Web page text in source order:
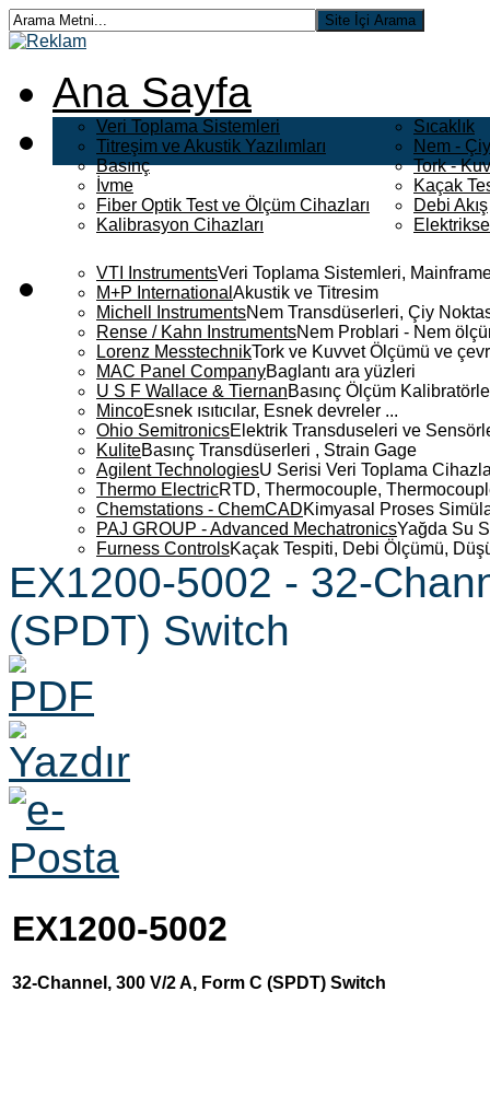
Ana Sayfa
Veri Toplama Sistemleri
Titreşim ve Akustik Yazılımları
Basınç
İvme
Fiber Optik Test ve Ölçüm Cihazları
Kalibrasyon Cihazları
Sıcaklık
Nem -
Tork -
Kaçak
Debi Akış
VTI InstrumentsVeri Toplama Sistemleri,
M+P International Akustik ve Titresim
Michell InstrumentsNem Transdüserleri, Çiy
Rense / Kahn InstrumentsNem Problari - Nem
Lorenz MesstechnikTork ve Kuvvet Ölçümü ve
MAC Panel CompanyBaglantı ara yüzleri
U S F Wallace & TiernanBasınç Ölçüm
MincoEsnek ısıtıcılar, Esnek devreler ...
Ohio SemitronicsElektrik Transduseleri ve
KuliteBasınç Transdüserleri , Strain Gage
Agilent TechnologiesU Serisi Veri Toplama
Thermo ElectricRTD, Thermocouple,
Chemstations - ChemCADKimyasal Proses
PAJ GROUP - Advanced MechatronicsYağda Su
Furness ControlsKaçak Tespiti, Debi Ölçümü,
EX1200-5002 - 32-
(SPDT) Switch
EX1200-5002
32-Channel, 300 V/2 A, Form C (SPDT) Switch